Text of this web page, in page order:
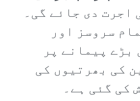
کی اجرت دی جائے گی۔
سروسز اور
بڑے پیمانے پر
کی بھرتیوں کی
کی گئی ہے۔